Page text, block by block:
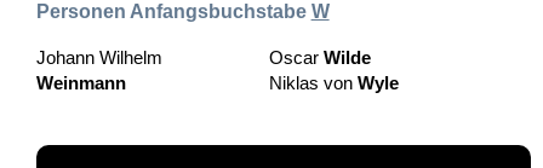
Personen Anfangsbuchstabe W
Johann Wilhelm
Weinmann
Oscar Wilde
Niklas von Wyle